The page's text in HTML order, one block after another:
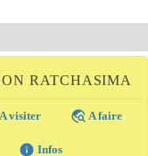
RATCHASIMA
A visiter travel_explore A faire
info Infos